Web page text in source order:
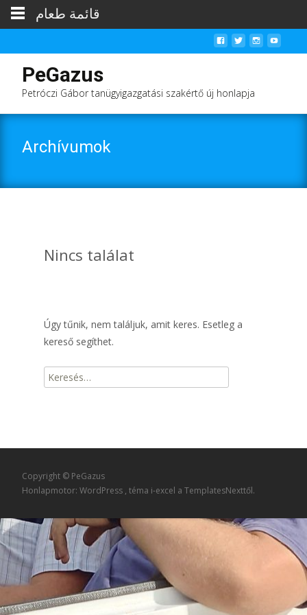
PeGazus
Petróczi Gábor tanügyigazgatási szakértő új honlapja
Archívumok
Nincs találat
Úgy tűnik, nem találjuk, amit keres. Esetleg a
kereső segíthet.
Keresés
erre:
Copyright © PeGazus
Honlapmotor: WordPress , téma i-excel a TemplatesNexttől.
قائمة طعام